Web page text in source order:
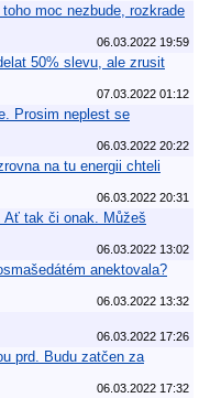
moc nezbude, rozkrade
06.03.2022 19:59
50% slevu, ale zrusit
07.03.2022 01:12
Prosim neplest se
06.03.2022 20:22
na tu energii chteli
06.03.2022 20:31
Ať tak či onak. Můžeš
06.03.2022 13:02
anektovala?
06.03.2022 13:32
06.03.2022 17:26
prd. Budu zatčen za
06.03.2022 17:32